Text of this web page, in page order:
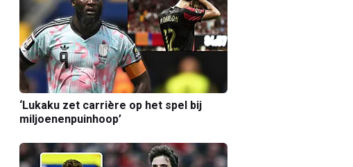
‘Lukaku zet carrière op het spel bij
miljoenenpuinhoop’